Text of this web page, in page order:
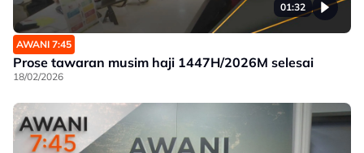
01:32
AWANI 7:45
Prose tawaran musim haji 1447H/2026M selesai
18/02/2026